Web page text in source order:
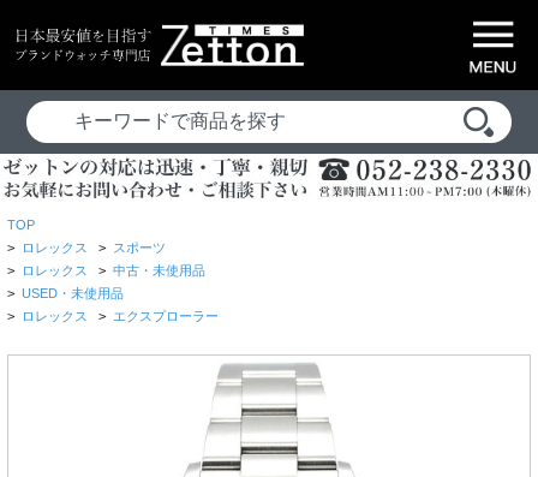
TOP
> ロレックス > スポーツ
> ロレックス > 中古・未使用品
> USED・未使用品
> ロレックス > エクスプローラー